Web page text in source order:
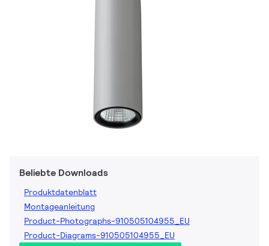
Beliebte Downloads
Produktdatenblatt
Montageanleitung
Product-Photographs-910505104955_EU
Product-Diagrams-910505104955_EU